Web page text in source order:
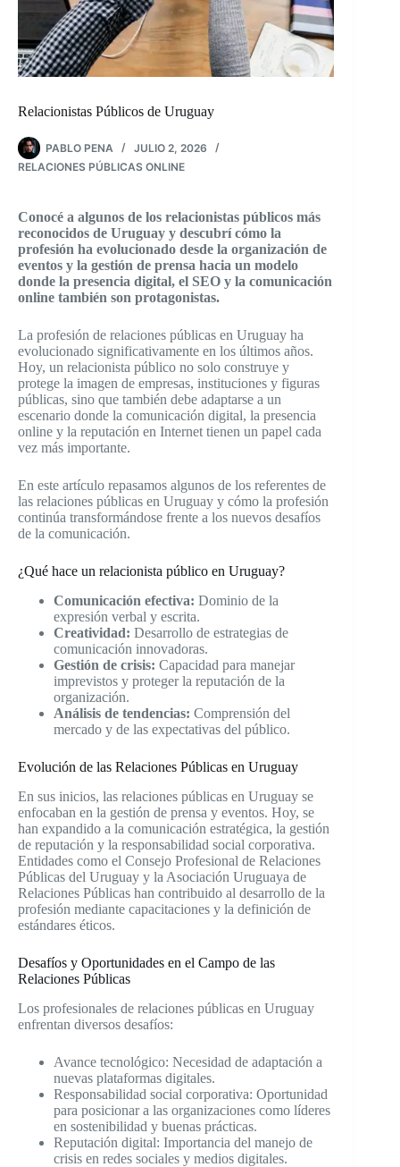
Relacionistas Públicos de Uruguay
PABLO PENA
JULIO 2, 2026
RELACIONES PÚBLICAS ONLINE
Conocé a algunos de los relacionistas públicos más
reconocidos de Uruguay y descubrí cómo la
profesión ha evolucionado desde la organización de
eventos y la gestión de prensa hacia un modelo
donde la presencia digital, el SEO y la comunicación
online también son protagonistas.
La profesión de relaciones públicas en Uruguay ha
evolucionado significativamente en los últimos años.
Hoy, un relacionista público no solo construye y
protege la imagen de empresas, instituciones y figuras
públicas, sino que también debe adaptarse a un
escenario donde la comunicación digital, la presencia
online y la reputación en Internet tienen un papel cada
vez más importante.
En este artículo repasamos algunos de los referentes de
las relaciones públicas en Uruguay y cómo la profesión
continúa transformándose frente a los nuevos desafíos
de la comunicación.
¿Qué hace un relacionista público en Uruguay?
Comunicación efectiva: Dominio de la
expresión verbal y escrita.
Creatividad: Desarrollo de estrategias de
comunicación innovadoras.
Gestión de crisis: Capacidad para manejar
imprevistos y proteger la reputación de la
organización.
Análisis de tendencias: Comprensión del
mercado y de las expectativas del público.
Evolución de las Relaciones Públicas en Uruguay
En sus inicios, las relaciones públicas en Uruguay se
enfocaban en la gestión de prensa y eventos. Hoy, se
han expandido a la comunicación estratégica, la gestión
de reputación y la responsabilidad social corporativa.
Entidades como el Consejo Profesional de Relaciones
Públicas del Uruguay y la Asociación Uruguaya de
Relaciones Públicas han contribuido al desarrollo de la
profesión mediante capacitaciones y la definición de
estándares éticos.
Desafíos y Oportunidades en el Campo de las
Relaciones Públicas
Los profesionales de relaciones públicas en Uruguay
enfrentan diversos desafíos:
Avance tecnológico: Necesidad de adaptación a
nuevas plataformas digitales.
Responsabilidad social corporativa: Oportunidad
para posicionar a las organizaciones como líderes
en sostenibilidad y buenas prácticas.
Reputación digital: Importancia del manejo de
crisis en redes sociales y medios digitales.